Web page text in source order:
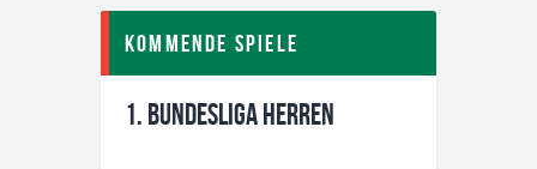
Kommende Spiele
1. Bundesliga Herren